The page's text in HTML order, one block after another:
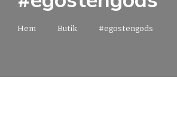
Hem Butik #egostengods